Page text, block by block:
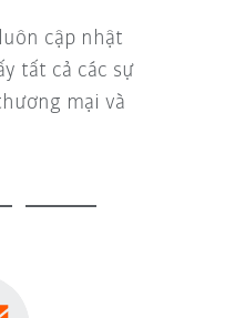
cập nhật
tất cả các sự
mại và